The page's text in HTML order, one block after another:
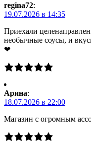
regina72:
19.07.2026 в 14:35
Приехали
необычные соусы, и
❤
Арина:
18.07.2026 в 22:00
Магазин с огромным